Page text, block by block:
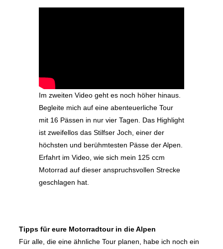
Im zweiten Video geht es noch höher hinaus.
Begleite mich auf eine abenteuerliche Tour
mit 16 Pässen in nur vier Tagen. Das Highlight
ist zweifellos das Stilfser Joch, einer der
höchsten und berühmtesten Pässe der Alpen.
Erfahrt im Video, wie sich mein 125 ccm
Motorrad auf dieser anspruchsvollen Strecke
geschlagen hat.
Tipps für eure Motorradtour in die Alpen
Für alle, die eine ähnliche Tour planen, habe ich noch ein